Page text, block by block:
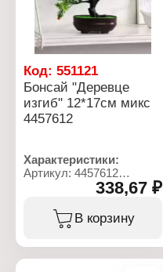
Код: 551121
Бонсай "Деревце
изгиб" 12*17см микс
4457612
Характеристики:
Артикул: 4457612
Декоративное украшение
Вариация: Бонсай
Дизайн: Искусственный
338,67 ₽
В корзину